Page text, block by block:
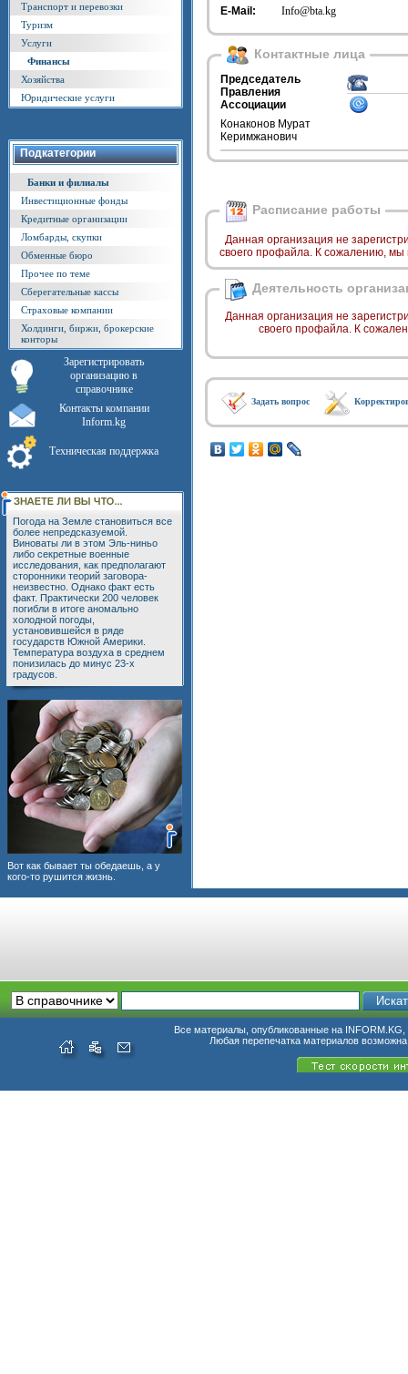
Транспорт и перевозки
Туризм
Услуги
Финансы
Хозяйства
Юридические услуги
Подкатегории
Банки и филиалы
Инвестиционные фонды
Кредитные организации
Ломбарды, скупки
Обменные бюро
Прочее по теме
Сберегательные кассы
Страховые компании
Холдинги, биржи, брокерские
конторы
Зарегистрировать
организацию в
справочнике
Контакты компании
Inform.kg
Техническая поддержка
Погода на Земле становиться все
более непредсказуемой.
Виноваты ли в этом Эль-ниньо
либо секретные военные
исследования, как предполагают
сторонники теорий заговора-
неизвестно. Однако факт есть
факт. Практически 200 человек
погибли в итоге аномально
холодной погоды,
установившейся в ряде
государств Южной Америки.
Температура воздуха в среднем
понизилась до минус 23-х
градусов.
Вот как бывает ты обедаешь, а у
кого-то рушится жизнь.
E-Mail: Info@bta.kg
Контактные лица
Председатель
Правления
Ассоциации
Конаконов Мурат
Керимжанович
Расписание работы
Данная организация не
своего профайла. К сожалению,
Деятельность
Данная организация не
своего профайла. К
Задать вопрос
Все материалы, опубликованные на INFORM.KG,
Любая перепечатка материалов